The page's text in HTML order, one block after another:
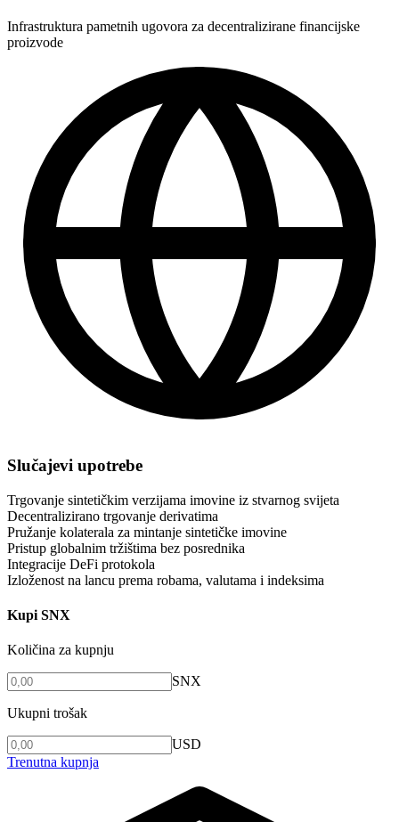
Infrastruktura pametnih ugovora za decentralizirane financijske
proizvode
Slučajevi upotrebe
Trgovanje sintetičkim verzijama imovine iz stvarnog svijeta
Decentralizirano trgovanje derivatima
Pružanje kolaterala za mintanje sintetičke imovine
Pristup globalnim tržištima bez posrednika
Integracije DeFi protokola
Izloženost na lancu prema robama, valutama i indeksima
Kupi SNX
Količina za kupnju
SNX
Ukupni trošak
USD
Trenutna kupnja